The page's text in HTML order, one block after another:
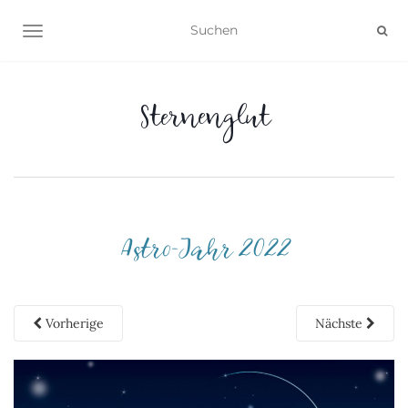
NAVIGATION UMSCHALTEN
Sternenglut
Astro-Jahr 2022
Vorherige Nächste